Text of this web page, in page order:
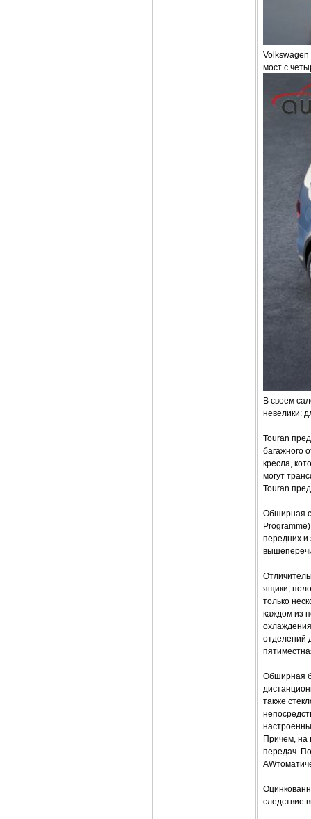
мост с
В своем
невелики:
Touran
багажного
кресла,
могут
Touran
Обширная
передних и
ящики,
только
каждом из
отделений
Обширная
также
Причем, на
передач.
следствие